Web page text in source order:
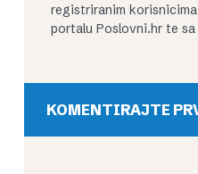
registriranim
portalu Poslovni.hr te sa
KOMENTIRAJTE